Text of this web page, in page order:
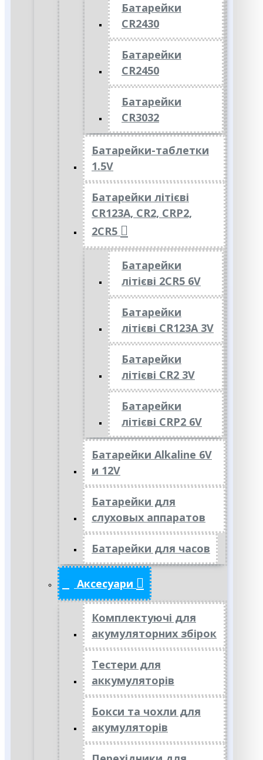
Батарейки
CR2430
Батарейки
CR2450
Батарейки
CR3032
Батарейки-таблетки
1.5V
Батарейки літієві
CR123A, CR2, CRP2,
2CR5
Батарейки
літієві 2CR5 6V
Батарейки
літієві CR123A 3V
Батарейки
літієві CR2 3V
Батарейки
літієві CRP2 6V
Батарейки Alkaline 6V
и 12V
Батарейки для
слуховых аппаратов
Батарейки для часов
Аксесуари
Комплектуючі для
акумуляторних збірок
Тестери для
аккумуляторів
Бокси та чохли для
акумуляторів